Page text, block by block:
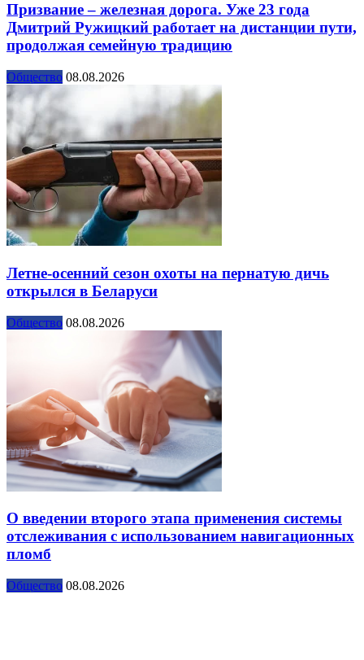
Призвание – железная дорога. Уже 23 года
Дмитрий Ружицкий работает на дистанции пути,
продолжая семейную традицию
Общество 08.08.2026
Летне-осенний сезон охоты на пернатую дичь
открылся в Беларуси
Общество 08.08.2026
О введении второго этапа применения системы
отслеживания с использованием навигационных
пломб
Общество 08.08.2026